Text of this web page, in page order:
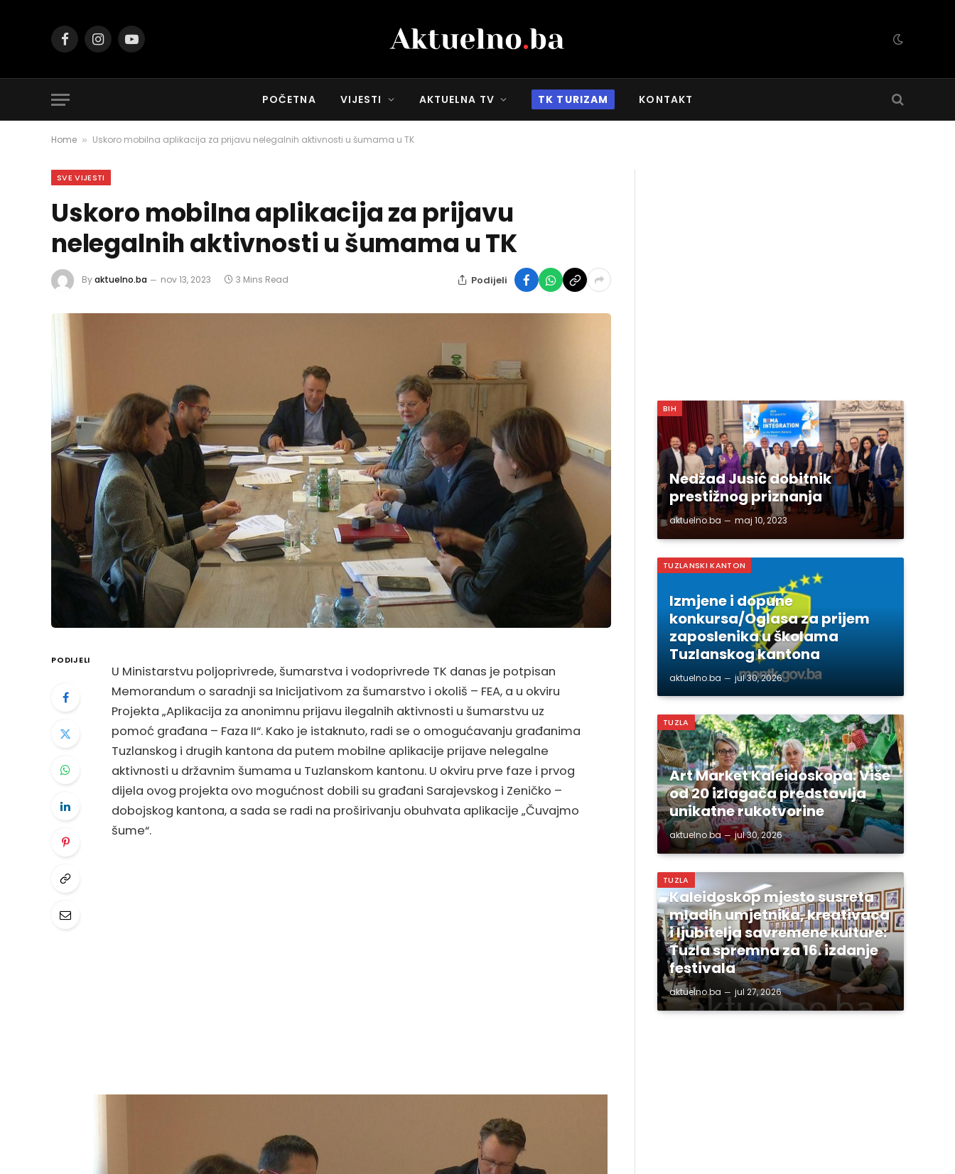
FacebookInstagramYouTube
POČETNA VIJESTI AKTUELNA TV TK TURIZAM KONTAKT
Home » Uskoro mobilna aplikacija za prijavu nelegalnih aktivnosti u šumama u TK
SVE VIJESTI
Uskoro mobilna aplikacija za prijavu
nelegalnih aktivnosti u šumama u TK
Byaktuelno.ba nov 13, 2023 3 Mins Read Podijeli
PODIJELI
U Ministarstvu poljoprivrede, šumarstva i vodoprivrede TK danas je potpisan
Memorandum o saradnji sa Inicijativom za šumarstvo i okoliš – FEA, a u okviru
Projekta „Aplikacija za anonimnu prijavu ilegalnih aktivnosti u šumarstvu uz
pomoć građana – Faza II“. Kako je istaknuto, radi se o omogućavanju građanima
Tuzlanskog i drugih kantona da putem mobilne aplikacije prijave nelegalne
aktivnosti u državnim šumama u Tuzlanskom kantonu. U okviru prve faze i prvog
dijela ovog projekta ovo mogućnost dobili su građani Sarajevskog i Zeničko –
dobojskog kantona, a sada se radi na proširivanju obuhvata aplikacije „Čuvajmo
šume“.
BIH
Nedžad Jusić dobitnik
prestižnog priznanja
aktuelno.ba maj 10, 2023
TUZLANSKI KANTON
Izmjene i dopune
konkursa/Oglasa za prijem
zaposlenika u školama
Tuzlanskog kantona
aktuelno.ba jul 30, 2026
TUZLA
Art Market Kaleidoskopa: Više
od 20 izlagača predstavlja
unikatne rukotvorine
aktuelno.ba jul 30, 2026
TUZLA
Kaleidoskop mjesto susreta
mladih umjetnika, kreativaca
i ljubitelja savremene kulture:
Tuzla spremna za 16. izdanje
festivala
aktuelno.ba jul 27, 2026